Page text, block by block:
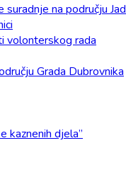
na području
volonterskog rada
Grada Dubrovnika
kaznenih djela”